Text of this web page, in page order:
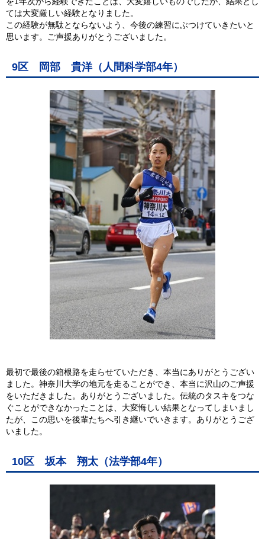
ては大変厳しい経験となりました。
この経験が無駄とならないよう、今後の練習にぶつけていきたいと
思います。ご声援ありがとうございました。
9区 岡部 貴洋（人間科学部4年）
最初で最後の箱根路を走らせていただき、本当にありがとうござい
ました。神奈川大学の地元を走ることができ、本当に沢山のご声援
をいただきました。ありがとうございました。伝統のタスキをつな
ぐことができなかったことは、大変悔しい結果となってしまいまし
たが、この思いを後輩たちへ引き継いでいきます。ありがとうござ
いました。
10区 坂本 翔太（法学部4年）